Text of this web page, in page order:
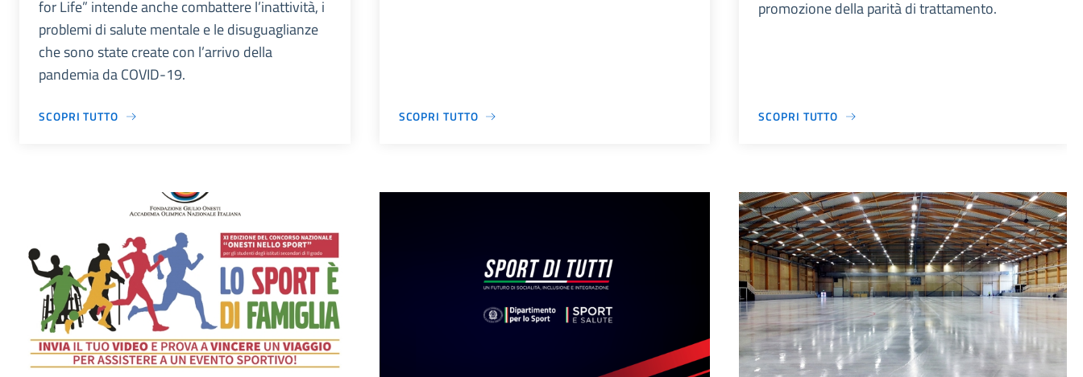
for Life” intende anche combattere l’inattività, i
problemi di salute mentale e le disuguaglianze
che sono state create con l’arrivo della
pandemia da COVID-19.
SCOPRI TUTTO SCOPRI TUTTO
promozione della parità di trattamento.
SCOPRI TUTTO